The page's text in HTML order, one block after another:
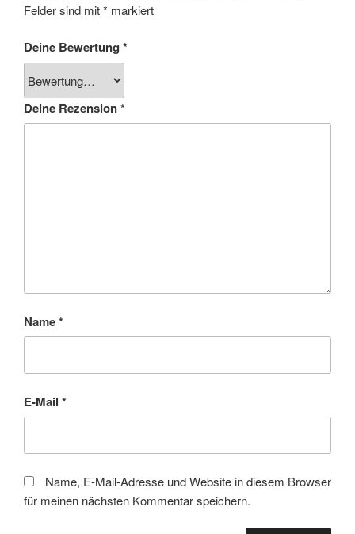
Felder sind mit* markiert
Deine Bewertung *
Deine Rezension*
Name*
E-Mail *
Name, E-Mail-Adresse und Website in diesem Browser
für meinen nächsten Kommentar speichern.